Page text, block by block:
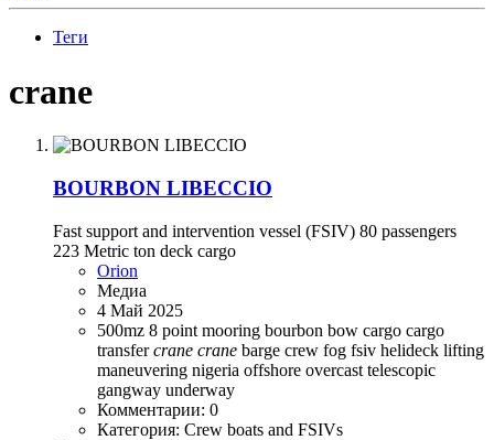
Теги
crane
BOURBON LIBECCIO
Fast support and intervention vessel (FSIV) 80 passengers
223 Metric ton deck cargo
Orion
Медиа
4 Май 2025
500mz 8 point mooring bourbon bow cargo cargo
transfercrane crane barge crew fog fsiv helideck lifting
maneuvering nigeria offshore overcast telescopic
gangway underway
Комментарии: 0
Категория: Crew boats and FSIVs